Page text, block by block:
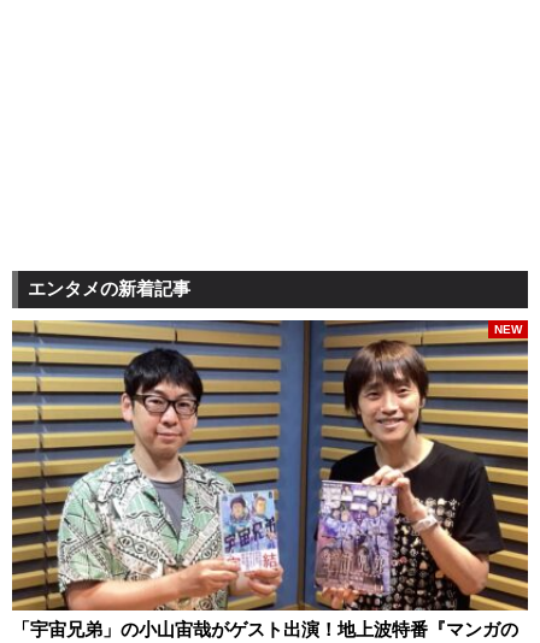
エンタメの新着記事
「宇宙兄弟」の小山宙哉がゲスト出演！地上波特番『マンガの
NEW